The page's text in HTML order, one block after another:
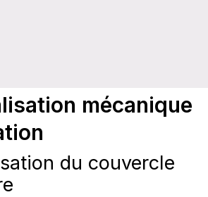
mécanique
du couvercle